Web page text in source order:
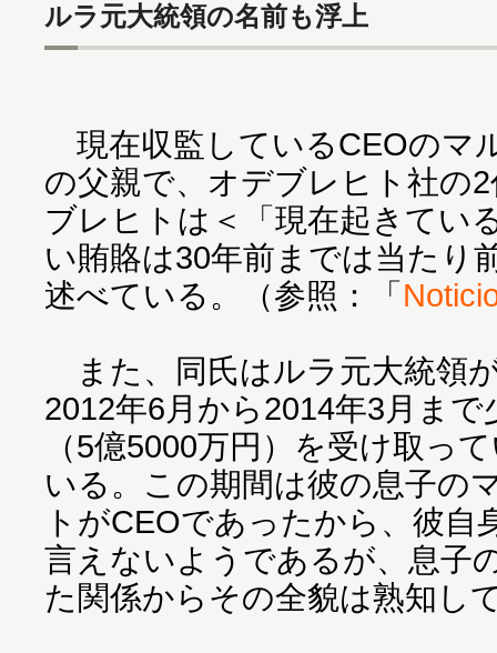
ルラ元大統領の名前も浮上
現在収監しているCEOのマ
の父親で、オデブレヒト社の
ブレヒトは＜「現在起きてい
い賄賂は30年前までは当たり
述べている。（参照：「
また、同氏はルラ元大統領
2012年6月から2014年3月ま
（5億5000万円）を受け取っ
いる。この期間は彼の息子の
トがCEOであったから、彼自
言えないようであるが、息子
た関係からその全貌は熟知し